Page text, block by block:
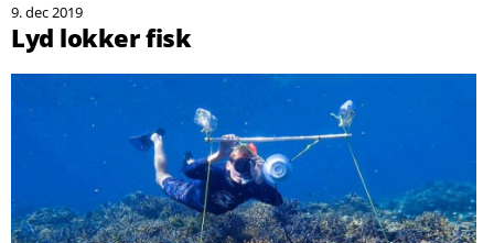
Magasinet
Artikler
DYK Guiden
9. dec 2019
Lyd lokker fisk